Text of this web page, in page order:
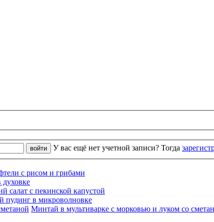
У вас ещё нет учетной записи? Тогда
с рисом и грибами
салат с пекинской капустой
пудинг в микроволновке
Минтай в мультиварке с морковью и луком со